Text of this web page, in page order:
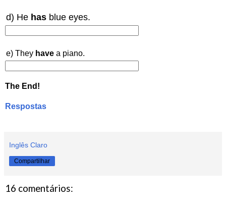
d) He has blue eyes.
e) They have a piano.
The End!
Respostas
Inglês Claro
Compartilhar
16 comentários: